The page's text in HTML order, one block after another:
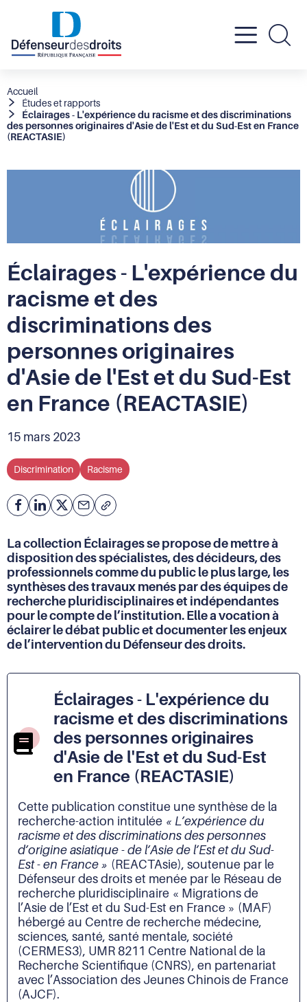
menu
Fil
d'Ariane
Accueil
Études et rapports
Éclairages - L'expérience du racisme et des discriminations
des personnes originaires d'Asie de l'Est et du Sud-Est en France
(REACTASIE)
Éclairages - L'expérience du
racisme et des
discriminations des
personnes originaires
d'Asie de l'Est et du Sud-Est
en France (REACTASIE)
15 mars 2023
Discrimination Racisme
Facebook
Partager
Linkedin
Partager
X
Courriel
Copier
de
la
page
(URL)
dans
le
presse-
papier
La collection Éclairages se propose de mettre à
disposition des spécialistes, des décideurs, des
professionnels comme du public le plus large, les
synthèses des travaux menés par des équipes de
recherche pluridisciplinaires et indépendantes
pour le compte de l’institution. Elle a vocation à
éclairer le débat public et documenter les enjeux
de l’intervention du Défenseur des droits.
Éclairages - L'expérience du
racisme et des discriminations
des personnes originaires
d'Asie de l'Est et du Sud-Est
en France (REACTASIE)
Cette publication constitue une synthèse de la
recherche-action intitulée « L’expérience du
racisme et des discriminations des personnes
d’origine asiatique - de l’Asie de l’Est et du Sud-
Est - en France » (REACTAsie), soutenue par le
Défenseur des droits et menée par le Réseau de
recherche pluridisciplinaire « Migrations de
l’Asie de l’Est et du Sud-Est en France » (MAF)
hébergé au Centre de recherche médecine,
sciences, santé, santé mentale, société
(CERMES3), UMR 8211 Centre National de la
Recherche Scientifique (CNRS), en partenariat
avec l’Association des Jeunes Chinois de France
(AJCF).